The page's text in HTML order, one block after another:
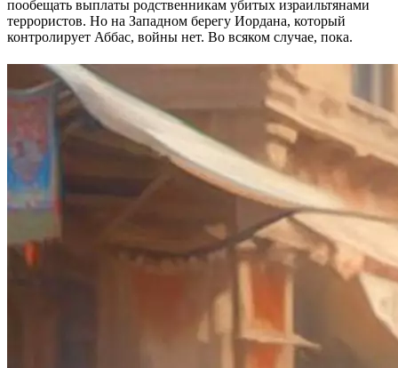
пообещать выплаты родственникам убитых израильтянами
террористов. Но на Западном берегу Иордана, который
контролирует Аббас, войны нет. Во всяком случае, пока.